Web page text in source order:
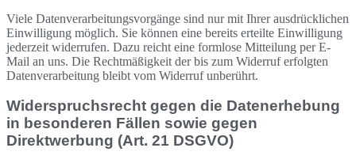
Viele Datenverarbeitungsvorgänge sind nur mit Ihrer ausdrücklichen
Einwilligung möglich. Sie können eine bereits erteilte Einwilligung
jederzeit widerrufen. Dazu reicht eine formlose Mitteilung per E-
Mail an uns. Die Rechtmäßigkeit der bis zum Widerruf erfolgten
Datenverarbeitung bleibt vom Widerruf unberührt.
Widerspruchsrecht gegen die Datenerhebung
in besonderen Fällen sowie gegen
Direktwerbung (Art. 21 DSGVO)